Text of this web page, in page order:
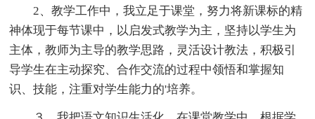
2、教学工作中，我立足于课堂，努力将新课标的精
神体现于每节课中，以启发式教学为主，坚持以学生为
主体，教师为主导的教学思路，灵活设计教法，积极引
导学生在主动探究、合作交流的过程中领悟和掌握知
识、技能，注重对学生能力的'培养。